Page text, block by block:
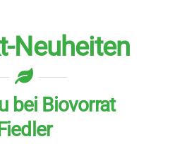
Neuheiten
bei Biovorrat